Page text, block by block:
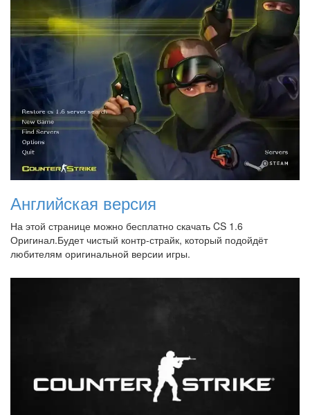
Английская версия
На этой странице можно бесплатно скачать CS 1.6
Оригинал.Будет чистый контр-страйк, который подойдёт
любителям оригинальной версии игры.